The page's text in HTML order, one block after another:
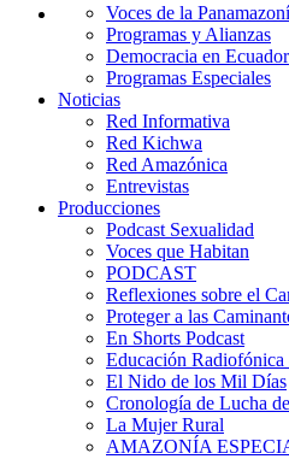
Voces de la
Programas y Alianzas
Democracia en Ecuador
Programas Especiales
Noticias
Red Informativa
Red Kichwa
Red Amazónica
Entrevistas
Producciones
Podcast Sexualidad
Voces que Habitan
PODCAST
Reflexiones sobre el
Proteger a las
En Shorts Podcast
Educación
El Nido de los Mil Días
Cronología de Lucha
La Mujer Rural
AMAZONÍA